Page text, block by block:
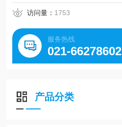
访问量： 1753
服务热线
021-66278602
产品分类